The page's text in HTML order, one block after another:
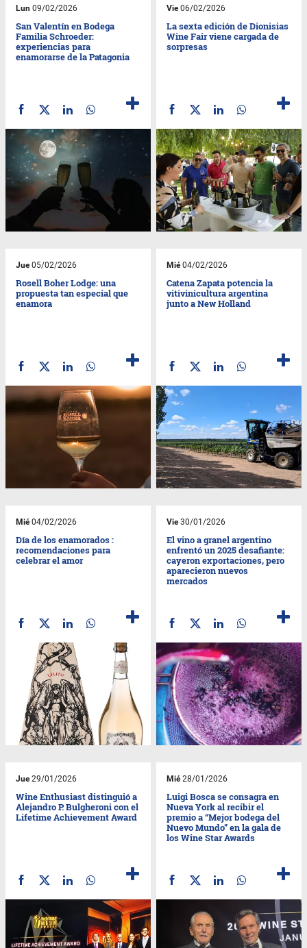
Lun 09/02/2026
San Valentín en Bodega
Familia Schroeder:
experiencias para
enamorarse de la Patagonia
Vie06/02/2026
La sexta edición de Dionisias
Wine Fair viene cargada de
sorpresas
Jue05/02/2026
Rosell Boher Lodge: una
propuesta tan especial que
enamora
Mié04/02/2026
Catena Zapata potencia la
vitivinicultura argentina
junto a New Holland
Mié04/02/2026
Día de los enamorados :
recomendaciones para
celebrar el amor
Vie30/01/2026
El vino a granel argentino
enfrentó un 2025 desafiante:
cayeron exportaciones, pero
aparecieron nuevos
mercados
Jue29/01/2026
Wine Enthusiast distinguió a
Alejandro P. Bulgheroni con el
Lifetime Achievement Award
Mié28/01/2026
Luigi Bosca se consagra en
Nueva York al recibir el
premio a “Mejor bodega del
Nuevo Mundo” en la gala de
los Wine Star Awards